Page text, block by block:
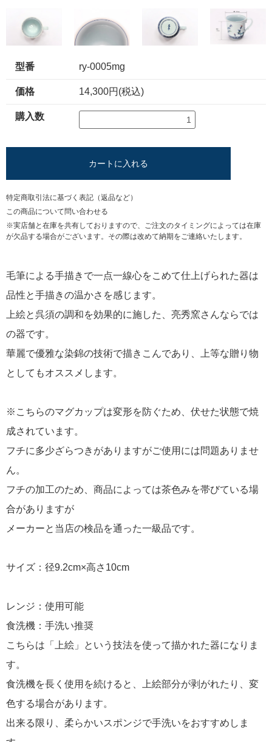
型番 ry-0005mg
価格 14,300円(税込)
購入数
カートに入れる
特定商取引法に基づく表記（返品など）
この商品について問い合わせる
※実店舗と在庫を共有しておりますので、ご注文のタイミングによっては在庫
が欠品する場合がございます。その際は改めて納期をご連絡いたします。
毛筆による手描きで一点一線心をこめて仕上げられた器は
品性と手描きの温かさを感じます。
上絵と呉須の調和を効果的に施した、亮秀窯さんならでは
の器です。
華麗で優雅な染錦の技術で描きこんであり、上等な贈り物
としてもオススメします。
※こちらのマグカップは変形を防ぐため、伏せた状態で焼
成されています。
フチに多少ざらつきがありますがご使用には問題ありませ
ん。
フチの加工のため、商品によっては茶色みを帯びている場
合がありますが
メーカーと当店の検品を通った一級品です。
サイズ：径9.2cm×高さ10cm
レンジ：使用可能
食洗機：手洗い推奨
こちらは「上絵」という技法を使って描かれた器になりま
す。
食洗機を長く使用を続けると、上絵部分が剥がれたり、変
色する場合があります。
出来る限り、柔らかいスポンジで手洗いをおすすめしま